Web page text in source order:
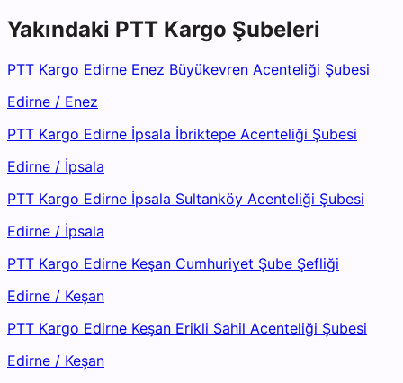
Yakındaki PTT Kargo Şubeleri
PTT Kargo Edirne Enez Büyükevren Acenteliği Şubesi
Edirne / Enez
PTT Kargo Edirne İpsala İbriktepe Acenteliği Şubesi
Edirne / İpsala
PTT Kargo Edirne İpsala Sultanköy Acenteliği Şubesi
Edirne / İpsala
PTT Kargo Edirne Keşan Cumhuriyet Şube Şefliği
Edirne / Keşan
PTT Kargo Edirne Keşan Erikli Sahil Acenteliği Şubesi
Edirne / Keşan